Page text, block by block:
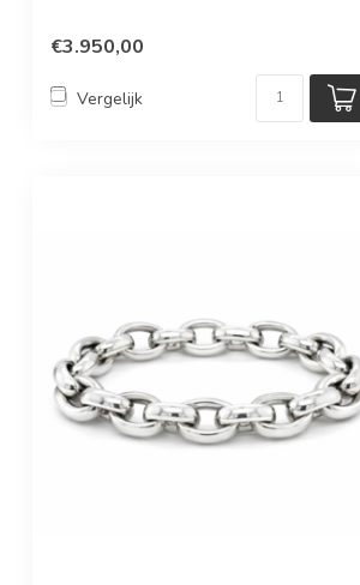
€3.950,00
Vergelijk